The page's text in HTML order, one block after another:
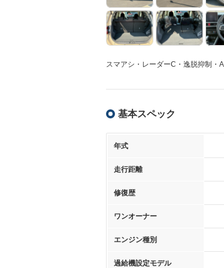
スマアシ・レーダーC・逸脱抑制・
基本スペック
年式
走行距離
修復歴
ワンオーナー
エンジン種別
過給機設定モデル